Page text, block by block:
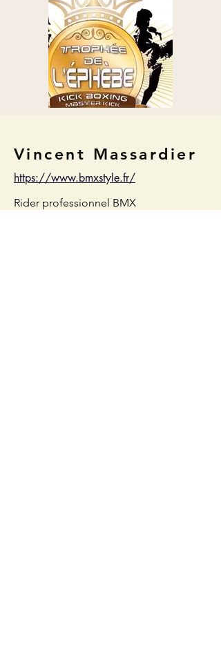
Vincent Massardier
https://www.bmxstyle.fr/
Rider professionnel BMX